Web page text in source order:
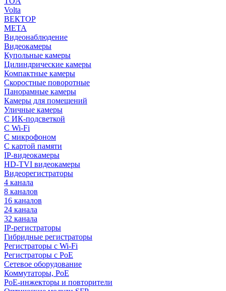
Volta
ВЕКТОР
МЕТА
Видеонаблюдение
Видеокамеры
Купольные камеры
Цилиндрические камеры
Компактные камеры
Скоростные поворотные
Панорамные камеры
Камеры для помещений
Уличные камеры
С ИК-подсветкой
С Wi-Fi
С микрофоном
С картой памяти
IP-видеокамеры
HD-TVI видеокамеры
Видеорегистраторы
4 канала
8 каналов
16 каналов
24 канала
32 канала
IP-регистраторы
Гибридные регистраторы
Регистраторы с Wi-Fi
Регистраторы с PoE
Сетевое оборудование
Коммутаторы, PoE
PoE-инжекторы и повторители